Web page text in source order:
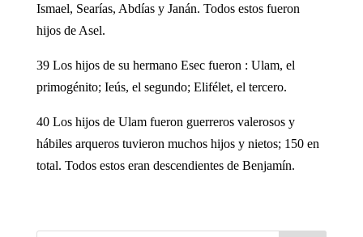
Ismael, Searías, Abdías y Janán. Todos estos fueron
hijos de Asel.
39 Los hijos de su hermano Esec fueron : Ulam, el
primogénito; Ieús, el segundo; Elifélet, el tercero.
40 Los hijos de Ulam fueron guerreros valerosos y
hábiles arqueros tuvieron muchos hijos y nietos; 150 en
total. Todos estos eran descendientes de Benjamín.